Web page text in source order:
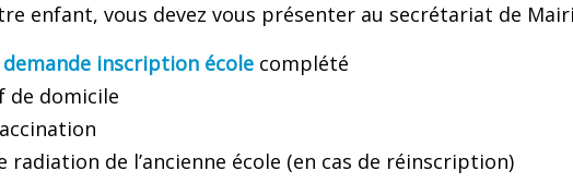
enfant, vous devez vous présenter au secrétariat de
inscription école complété
de domicile
radiation de l’ancienne école (en cas de réinscription)